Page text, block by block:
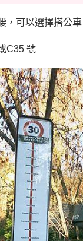
，可以選擇搭公
C35 號